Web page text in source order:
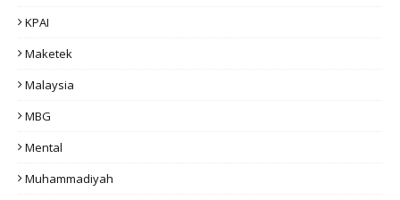
KPAI
Maketek
Malaysia
MBG
Mental
Muhammadiyah